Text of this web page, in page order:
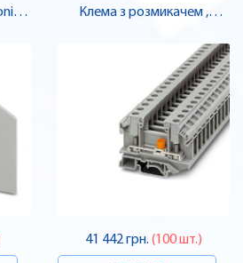
Клема з розмикачем ,
41 442 грн. (100 шт.)